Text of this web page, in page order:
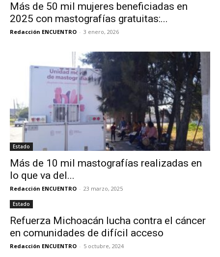
Más de 50 mil mujeres beneficiadas en
2025 con mastografías gratuitas:...
Redacción ENCUENTRO - 3 enero, 2026
Estado
Más de 10 mil mastografías realizadas en
lo que va del...
Redacción ENCUENTRO - 23 marzo, 2025
Estado
Refuerza Michoacán lucha contra el cáncer
en comunidades de difícil acceso
Redacción ENCUENTRO - 5 octubre, 2024